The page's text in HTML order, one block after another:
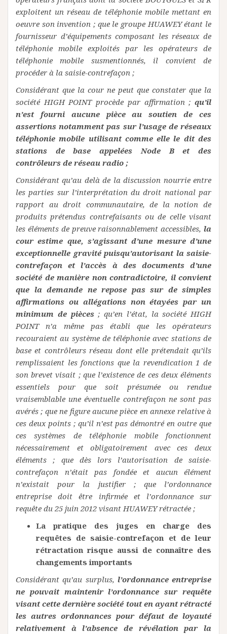
exploitent un réseau de téléphonie mobile mettant en
oeuvre son invention ; que le groupe HUAWEY étant le
fournisseur d’équipements composant les réseaux de
téléphonie mobile exploités par les opérateurs de
téléphonie mobile susmentionnés, il convient de
procéder à la saisie-contrefaçon ;
Considérant que la cour ne peut que constater que la
société HIGH POINT procède par affirmation ; qu’il
n’est fourni aucune pièce au soutien de ces
assertions notamment pas sur l’usage de réseaux
téléphonie mobile utilisant comme elle le dit des
stations de base appelées Node B et des
contrôleurs de réseau radio ;
Considérant qu’au delà de la discussion nourrie entre
les parties sur l’interprétation du droit national par
rapport au droit communautaire, de la notion de
produits prétendus contrefaisants ou de celle visant
les éléments de preuve raisonnablement accessibles, la
cour estime que, s’agissant d’une mesure d’une
exceptionnelle gravité puisqu’autorisant la saisie-
contrefaçon et l’accès à des documents d’une
société de manière non contradictoire, il convient
que la demande ne repose pas sur de simples
affirmations ou allégations non étayées par un
minimum de pièces; qu’en l’état, la société HIGH
POINT n’a même pas établi que les opérateurs
recouraient au système de téléphonie avec stations de
base et contrôleurs réseau dont elle prétendait qu’ils
remplissaient les fonctions que la revendication 1 de
son brevet visait ; que l’existence de ces deux éléments
essentiels pour que soit présumée ou rendue
vraisemblable une éventuelle contrefaçon ne sont pas
avérés ; que ne figure aucune pièce en annexe relative à
ces deux points ; qu’il n’est pas démontré en outre que
ces systèmes de téléphonie mobile fonctionnent
nécessairement et obligatoirement avec ces deux
éléments ; que dès lors l’autorisation de saisie-
contrefaçon n’était pas fondée et aucun élément
n’existait pour la justifier ; que l’ordonnance
entreprise doit être infirmée et l’ordonnance sur
requête du 25 juin 2012 visant HUAWEY rétractée ;
La pratique des juges en charge des
requêtes de saisie-contrefaçon et de leur
rétractation risque aussi de connaître des
changements importants
Considérant qu’au surplus, l’ordonnance entreprise
ne pouvait maintenir l’ordonnance sur requête
visant cette dernière société tout en ayant rétracté
les autres ordonnances pour défaut de loyauté
relativement à l’absence de révélation par la